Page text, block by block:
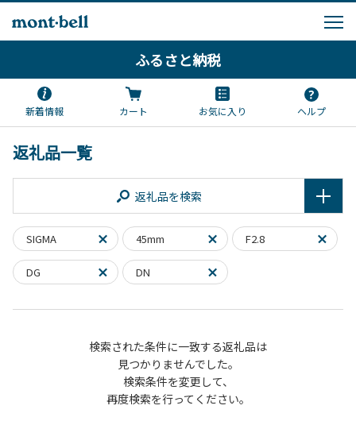
ふるさと納税
新着情報 カート お気に入り ヘルプ
返礼品一覧
返礼品を検索
SIGMA 45mm F2.8
DG DN
検索された条件に一致する返礼品は
見つかりませんでした。
検索条件を変更して、
再度検索を行ってください。